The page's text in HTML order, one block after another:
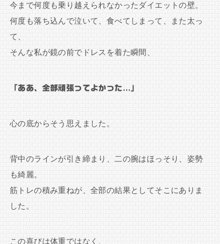
今まで何度も乗り越えられなかったダイエットの壁。
何度も落ち込んで泣いて、食べてしまって、また太っ
て、
そんな私が鏡の前でドレスを着た瞬間、
「ああ、全部頑張ってよかった…」
心の底からそう思えました。
背中のラインが引き締まり、二の腕はほっそり、姿勢
も綺麗。
筋トレの積み重ねが、全部の結果としてそこにありま
した。
この喜びは体重ではなく、